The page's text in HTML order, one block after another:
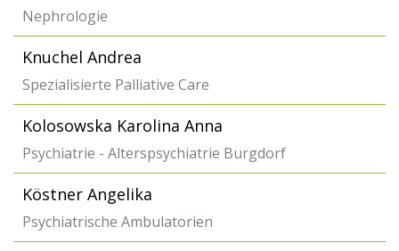
Nephrologie
Knuchel Andrea
Spezialisierte Palliative Care
Kolosowska Karolina Anna
Psychiatrie - Alterspsychiatrie Burgdorf
Köstner Angelika
Psychiatrische Ambulatorien